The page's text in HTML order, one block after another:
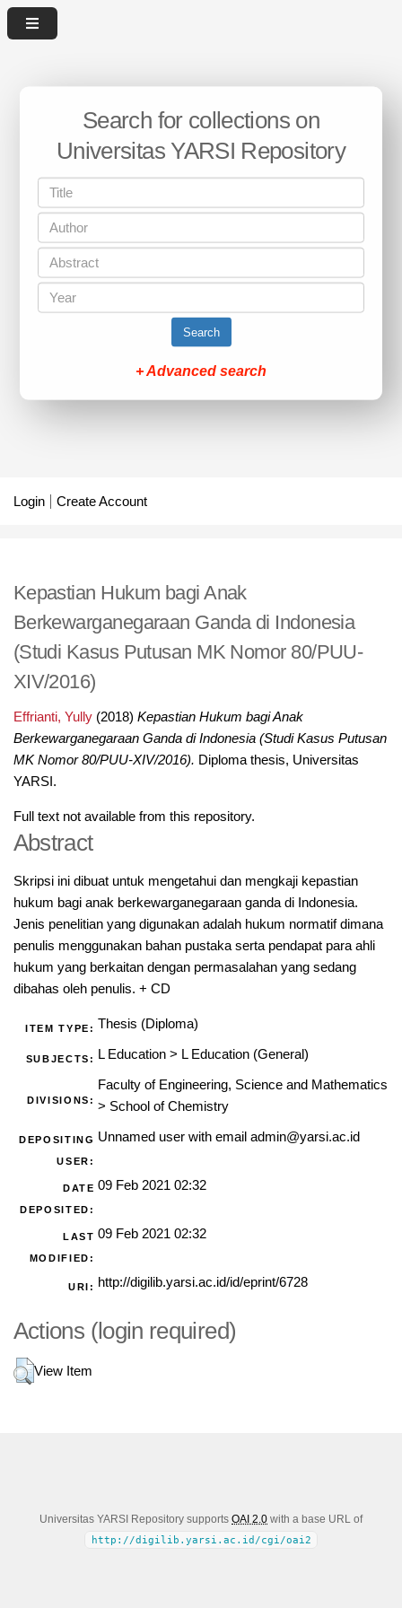
Search for collections on
Universitas YARSI Repository
Search
+ Advanced search
Login Create Account
Kepastian Hukum bagi Anak
Berkewarganegaraan Ganda di Indonesia
(Studi Kasus Putusan MK Nomor 80/PUU-
XIV/2016)
Effrianti, Yully(2018) Kepastian Hukum bagi Anak
Berkewarganegaraan Ganda di Indonesia (Studi Kasus Putusan
MK Nomor 80/PUU-XIV/2016). Diploma thesis, Universitas
YARSI.
Full text not available from this repository.
Abstract
Skripsi ini dibuat untuk mengetahui dan mengkaji kepastian
hukum bagi anak berkewarganegaraan ganda di Indonesia.
Jenis penelitian yang digunakan adalah hukum normatif dimana
penulis menggunakan bahan pustaka serta pendapat para ahli
hukum yang berkaitan dengan permasalahan yang sedang
dibahas oleh penulis. + CD
ITEM TYPE: Thesis (Diploma)
SUBJECTS: L Education> L Education (General)
DIVISIONS:
Faculty of Engineering, Science and Mathematics
> School of Chemistry
DEPOSITING
USER:
Unnamed user with email admin@yarsi.ac.id
DATE
DEPOSITED:
09 Feb 2021 02:32
LAST
MODIFIED:
09 Feb 2021 02:32
URI: http://digilib.yarsi.ac.id/id/eprint/6728
Actions (login required)
View Item
Universitas YARSI Repository supports OAI 2.0 with a base URL of
http://digilib.yarsi.ac.id/cgi/oai2